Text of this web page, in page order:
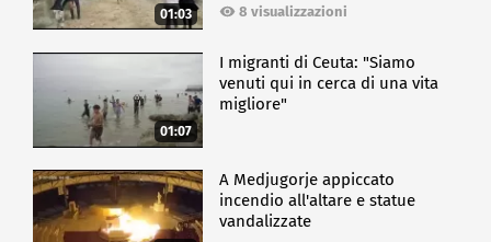
01:03 8 visualizzazioni
01:07
I migranti di Ceuta: "Siamo
venuti qui in cerca di una vita
migliore"
A Medjugorje appiccato
incendio all'altare e statue
vandalizzate